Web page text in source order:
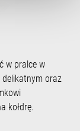
w pralce w
delikatnym oraz
kołdrę.